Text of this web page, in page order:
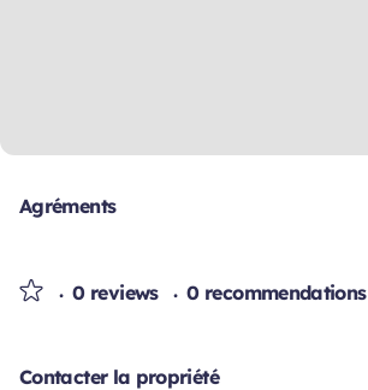
Agréments
0 reviews 0 recommendations
Contacter la propriété